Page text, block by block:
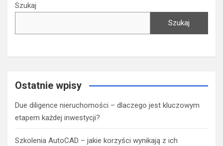
Szukaj
Szukaj
Ostatnie wpisy
Due diligence nieruchomości – dlaczego jest kluczowym
etapem każdej inwestycji?
Szkolenia AutoCAD – jakie korzyści wynikają z ich